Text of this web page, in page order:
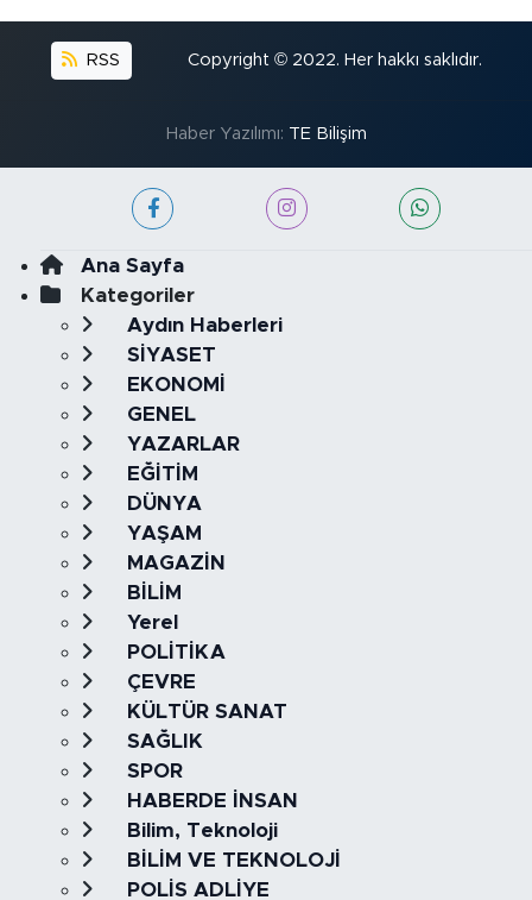
RSS Copyright © 2022. Her hakkı saklıdır.
Haber Yazılımı: TE Bilişim
Ana Sayfa
Kategoriler
Aydın Haberleri
SİYASET
EKONOMİ
GENEL
YAZARLAR
EĞİTİM
DÜNYA
YAŞAM
MAGAZİN
BİLİM
Yerel
POLİTİKA
ÇEVRE
KÜLTÜR SANAT
SAĞLIK
SPOR
HABERDE İNSAN
Bilim, Teknoloji
BİLİM VE TEKNOLOJİ
POLİS ADLİYE